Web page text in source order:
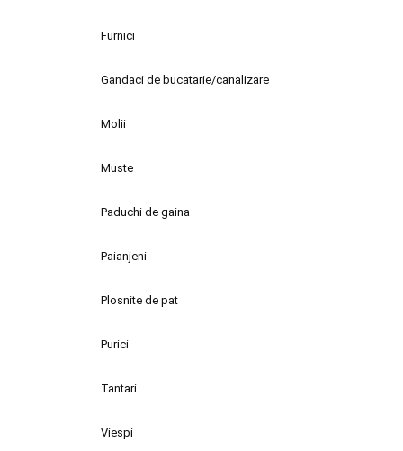
Furnici
Gandaci de bucatarie/canalizare
Molii
Muste
Paduchi de gaina
Paianjeni
Plosnite de pat
Purici
Tantari
Viespi